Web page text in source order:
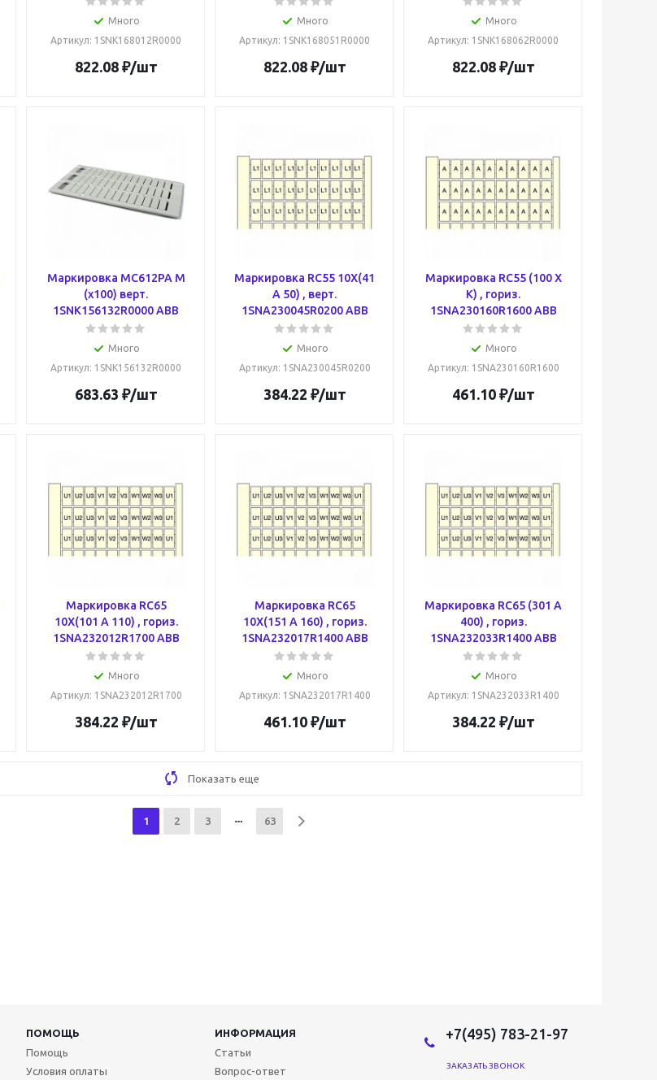
Много
Артикул: 1SNK168012R0000
822.08₽/шт
Много
Артикул: 1SNK168051R0000
822.08₽/шт
Много
Артикул: 1SNK168062R0000
822.08₽/шт
Маркировка MC612PA M
(x100) верт.
1SNK156132R0000 ABB
Много
Артикул: 1SNK156132R0000
683.63 ₽/шт
Маркировка RC55 10X(41
A 50) , верт.
1SNA230045R0200 ABB
Много
Артикул: 1SNA230045R0200
384.22 ₽/шт
Маркировка RC55 (100 X
K) , гориз.
1SNA230160R1600 ABB
Много
Артикул: 1SNA230160R1600
461.10₽/шт
Маркировка RC65
10X(101 A 110) , гориз.
1SNA232012R1700 ABB
Много
Артикул: 1SNA232012R1700
384.22 ₽/шт
Маркировка RC65
10X(151 A 160) , гориз.
1SNA232017R1400 ABB
Много
Артикул: 1SNA232017R1400
461.10₽/шт
Маркировка RC65 (301 A
400) , гориз.
1SNA232033R1400 ABB
Много
Артикул: 1SNA232033R1400
384.22 ₽/шт
Показать еще
1 2 3 63
ПОМОЩЬ
ИНФОРМАЦИЯ
Помощь
Условия оплаты
Статьи
Вопрос-ответ
+7(495) 783-21-97
ЗАКАЗАТЬ ЗВОНОК